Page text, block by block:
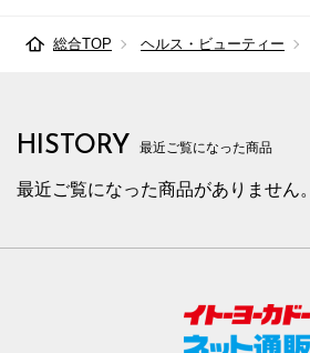
総合TOP ヘルス・ビューティー
HISTORY 最近ご覧になった商品
最近ご覧になった商品がありません。